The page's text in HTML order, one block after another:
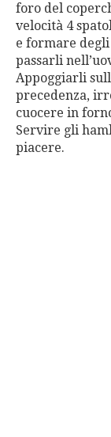
foro del
velocità 4
e formare
passarli
Appoggiarli
precedenza,
cuocere in
Servire gli
piacere.